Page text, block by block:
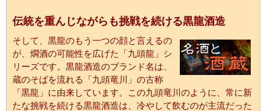
伝統を重んじながらも挑戦を続ける黒龍酒造
そして、黒龍のもう一つの顔と言えるの
が、燗酒の可能性を広げた「九頭龍」シ
リーズです。黒龍酒造のブランド名は、
蔵のそばを流れる「九頭竜川」の古称
「黒龍」に由来しています。この九頭竜川のように、常に新
たな挑戦を続ける黒龍酒造は、冷やして飲むのが主流だった